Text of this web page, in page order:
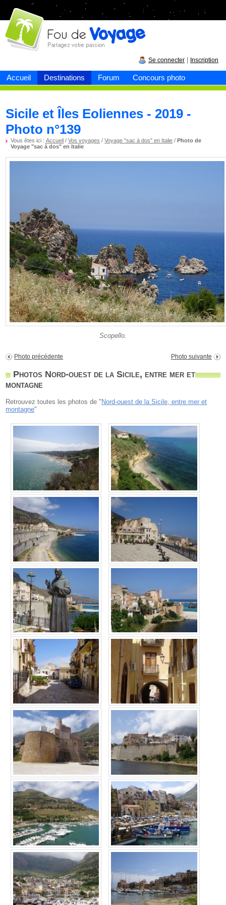
Accueil Destinations Forum Concours photo
Fou devoyage
Se connecter Inscription
Sicile et Îles Eoliennes - 2019 -
Photo n°139
Vous êtes ici :Accueil /Vos voyages /Voyage "sac à dos" en Italie /Photo de
Voyage "sac à dos" en Italie
Scopello.
Photo précédente Photo suivante
Photos Nord-ouest de la Sicile, entre mer et
montagne
Retrouvez toutes les photos de " Nord-ouest de la Sicile, entre mer et
montagne"